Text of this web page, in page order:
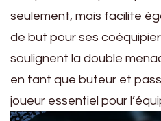
seulement, mais facilite
de but pour ses
soulignent la double
en tant que buteur et
joueur essentiel pour